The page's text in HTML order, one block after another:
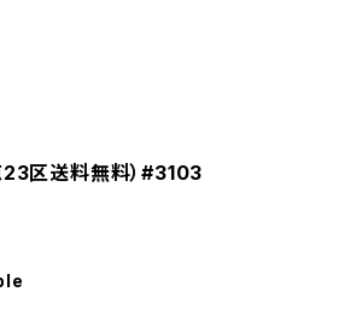
区送料無料）#3103